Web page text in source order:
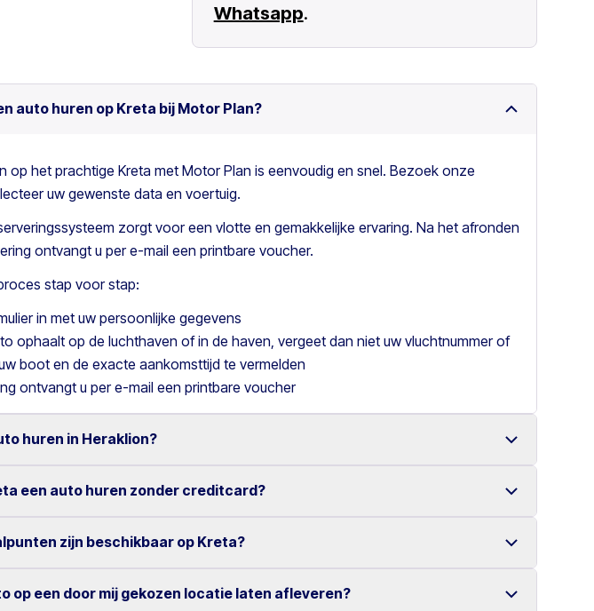
Whatsapp.
auto huren op Kreta bij Motor Plan?
op het prachtige Kreta met Motor Plan is eenvoudig en snel. Bezoek onze
uw gewenste data en voertuig.
zorgt voor een vlotte en gemakkelijke ervaring. Na het afronden
ontvangt u per e-mail een printbare voucher.
stap voor stap:
in met uw persoonlijke gegevens
ophaalt op de luchthaven of in de haven, vergeet dan niet uw vluchtnummer of
boot en de exacte aankomsttijd te vermelden
ontvangt u per e-mail een printbare voucher
huren in Heraklion?
in Heraklion met een ruime keuze aan betrouwbare voertuigen.
tarieven en eenvoudige online reservering maken het huren van een auto
een auto huren zonder creditcard?
kunt u een auto huren zonder creditcard.
betaalmogelijkheden geniet u van een zorgeloze huurervaring.
zijn beschikbaar op Kreta?
ophalen en inleveren op verschillende locaties verspreid over Kreta.
op een door mij gekozen locatie laten afleveren?